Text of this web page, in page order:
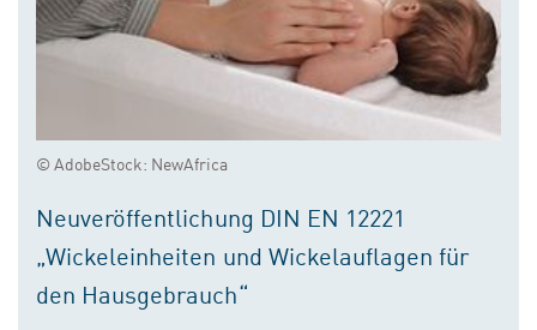
© AdobeStock: NewAfrica
Neuveröffentlichung DIN EN 12221
„Wickeleinheiten und Wickelauflagen für
den Hausgebrauch“